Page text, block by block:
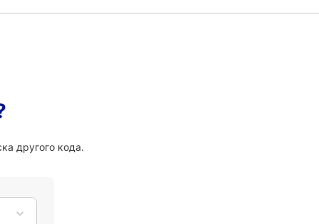
другого кода.